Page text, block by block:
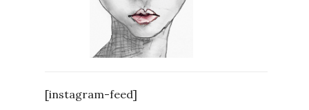
[instagram-feed]